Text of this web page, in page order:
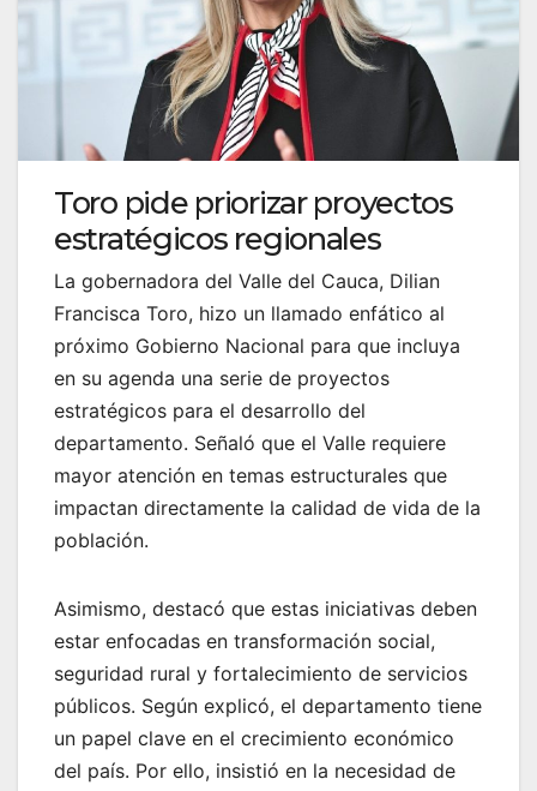
Toro pide priorizar proyectos
estratégicos regionales
La gobernadora del Valle del Cauca, Dilian
Francisca Toro, hizo un llamado enfático al
próximo Gobierno Nacional para que incluya
en su agenda una serie de proyectos
estratégicos para el desarrollo del
departamento. Señaló que el Valle requiere
mayor atención en temas estructurales que
impactan directamente la calidad de vida de la
población.
Asimismo, destacó que estas iniciativas deben
estar enfocadas en transformación social,
seguridad rural y fortalecimiento de servicios
públicos. Según explicó, el departamento tiene
un papel clave en el crecimiento económico
del país. Por ello, insistió en la necesidad de